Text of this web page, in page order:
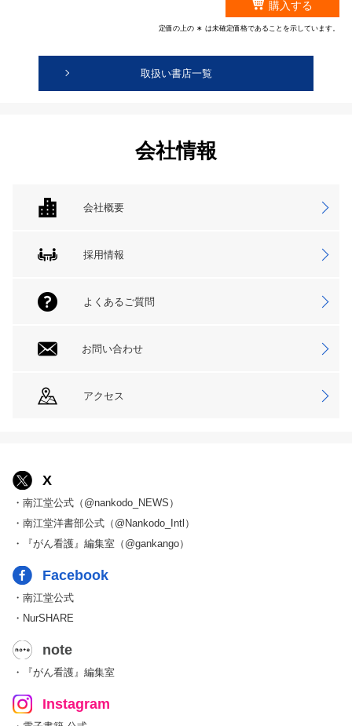
購入する
定価の上の ∗ は未確定価格であることを示しています。
取扱い書店一覧
会社情報
会社概要
採用情報
よくあるご質問
お問い合わせ
アクセス
X
・南江堂公式（@nankodo_NEWS）
・南江堂洋書部公式（@Nankodo_Intl）
・『がん看護』編集室（@gankango）
Facebook
・南江堂公式
・NurSHARE
note
・『がん看護』編集室
Instagram